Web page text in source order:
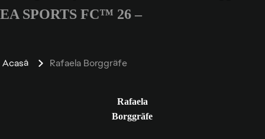
EA SPORTS FC™ 26 –
Acasă Rafaela Borggräfe
Rafaela
Borggräfe